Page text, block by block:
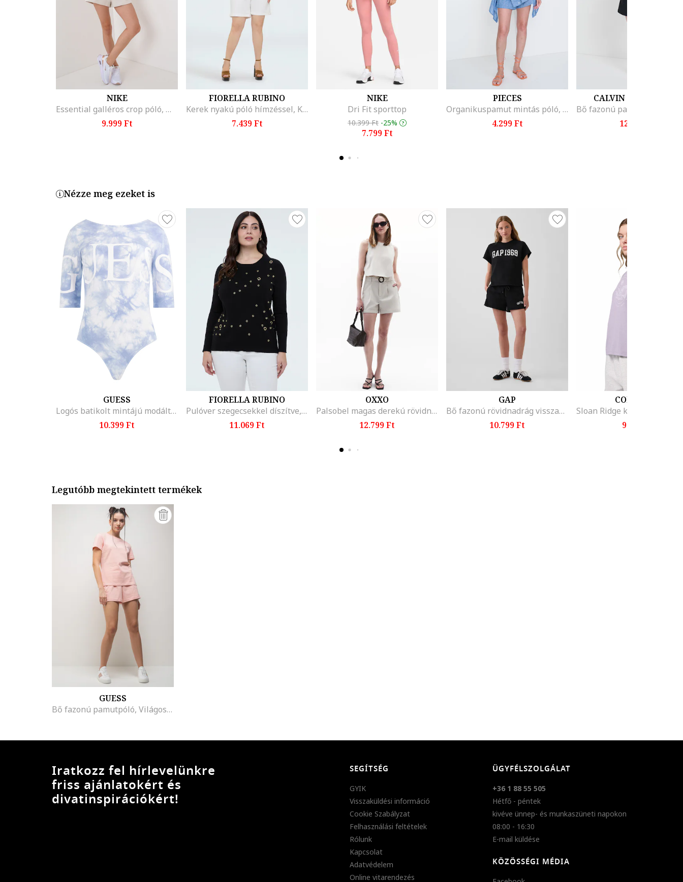
NIKE
Essential galléros crop póló, Melange szürke
9.999 Ft
FIORELLA RUBINO
Kerek nyakú póló hímzéssel, Khaki
7.439 Ft
NIKE
Dri Fit sporttop
10.399 Ft -25%
7.799 Ft
PIECES
Organikuspamut mintás póló, Fehér/Rózsaszín
4.299 Ft
CALVIN KLEIN JEANS
12.699 Ft
Nézze meg ezeket is
GUESS
Logós batikolt mintájú modáltartalmú body
10.399 Ft
FIORELLA RUBINO
Pulóver szegecsekkel díszítve, Fekete
11.069 Ft
OXXO
Palsobel magas derekú rövidnadrág, Világosszürke
12.799 Ft
GAP
Bő fazonú rövidnadrág visszahajtott szárvégekkel, Fekete,
10.799 Ft
COLUMBIA
9.999 Ft
Legutóbb megtekintett termékek
GUESS
Bő fazonú pamutpóló, Világos rózsaszín
Iratkozz fel hírlevelünkre
friss ajánlatokért és
divatinspirációkért!
SEGÍTSÉG
GYIK
Visszaküldési információ
Cookie Szabályzat
Felhasználási feltételek
Rólunk
Kapcsolat
Adatvédelem
Online vitarendezés
ÜGYFÉLSZOLGÁLAT
+36 1 88 55 505
Hétfő - péntek
kivéve ünnep- és munkaszüneti napokon
08:00 - 16:30
E-mail küldése
KÖZÖSSÉGI MÉDIA